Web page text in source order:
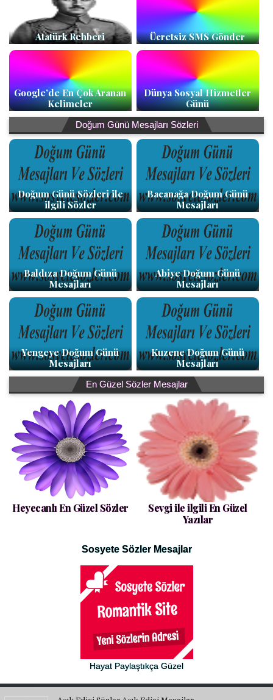
Atatürk Rehberi Ücretsiz SMS Gönder
Google’de En Çok Aranan
Kelimeler
Dünya Sosyal Hizmetler
Günü
Doğum Günü Mesajları Sözleri
Doğum Günü Sözleri ile
ilgili Sözler
Bacanağa Doğum Günü
Mesajları
Baldıza Doğum Günü
Mesajları
Abiye Doğum Günü
Mesajları
Yengeye Doğum Günü
Mesajları
Kuzene Doğum Günü
Mesajları
En Güzel Sözler Mesajlar
Heyecanlı En Güzel Sözler
Sevgi ile ilgili En Güzel
Yazılar
Sosyete Sözler Mesajlar
Hayat Paylaştıkça Güzel